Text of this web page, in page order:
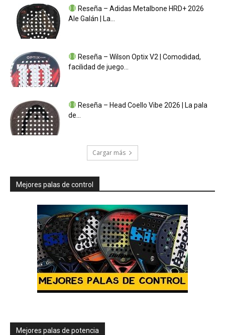
Reseña – Adidas Metalbone HRD+ 2026
Ale Galán | La...
Reseña – Wilson Optix V2 | Comodidad,
facilidad de juego...
Reseña – Head Coello Vibe 2026 | La pala
de...
Cargar más
Mejores palas de control
Mejores palas de potencia